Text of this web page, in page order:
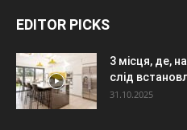
EDITOR PICKS
3 місця, де,
слід
31.10.2025